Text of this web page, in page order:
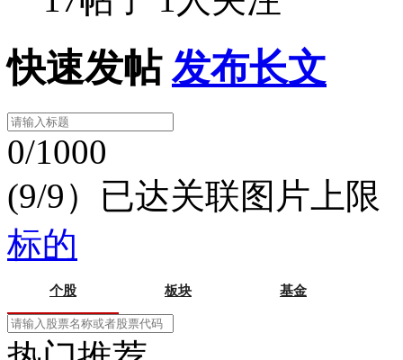
快速发帖 发布长文
0/1000
(9/9）已达关联图片上限
标的
个股 板块 基金